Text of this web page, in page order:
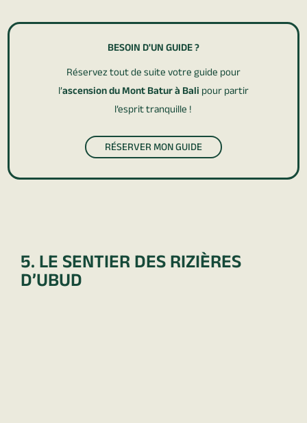
BESOIN D'UN GUIDE ?
Réservez tout de suite votre guide pour
l’ascension du Mont Batur à Balipour partir
l’esprit tranquille !
RÉSERVER MON GUIDE
5. LE SENTIER DES RIZIÈRES
D’UBUD